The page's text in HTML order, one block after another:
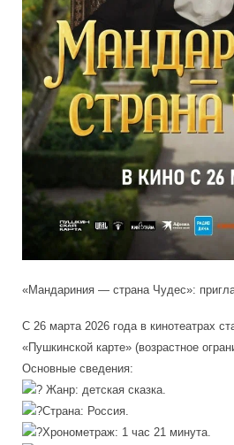
«Мандариния — страна Чудес»:
С 26 марта 2026 года в кинотеатрах
«Пушкинской карте» (возрастное
Основные сведения:
Жанр: детская сказка.
Страна: Россия.
Хронометраж: 1 час 21 минута.